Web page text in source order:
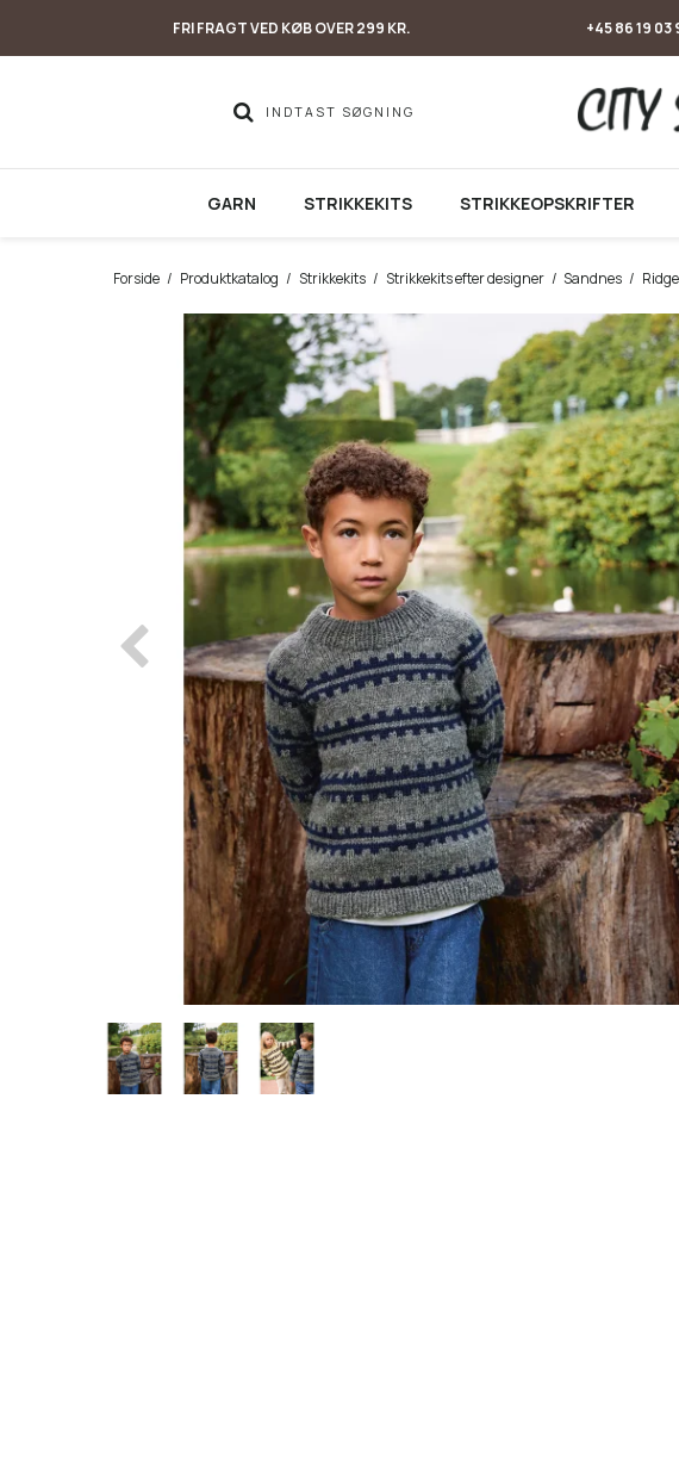
FRI FRAGT VED KØB OVER 299 KR. +45 86 19 03
GARN STRIKKEKITS STRIKKEOPSKRIFTER
Forside / Produktkatalog / Strikkekits / Strikkekits efter designer / Sandnes /